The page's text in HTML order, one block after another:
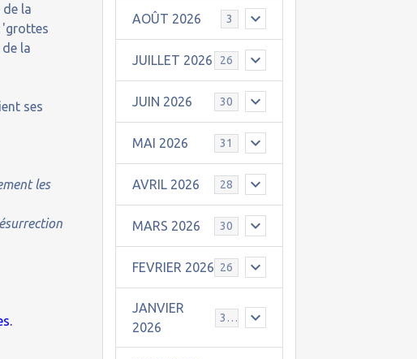
de la
'grottes
la
ses
les
.
AOÛT 2026 3
JUILLET 2026 26
JUIN 2026 30
MAI 2026 31
AVRIL 2026 28
MARS 2026 30
FEVRIER 2026 26
JANVIER
2026
31